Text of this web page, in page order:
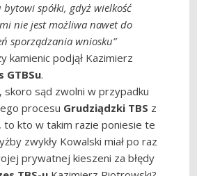
spółki, gdyż wielkość
nie jest możliwa nawet do
sporządzania wniosku”
kamienic podjął Kazimierz
GTBSu.
skoro sąd zwolni w przypadku
procesu Grudziądzki TBS z
kto w takim razie poniesie te
zwykły Kowalski miał po raz
prywatnej kieszeni za błędy